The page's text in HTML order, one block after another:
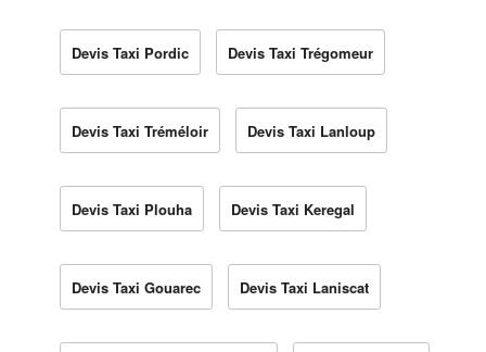
Devis Taxi Pordic Devis Taxi Trégomeur
Devis Taxi Tréméloir Devis Taxi Lanloup
Devis Taxi Plouha Devis Taxi Keregal
Devis Taxi Gouarec Devis Taxi Laniscat